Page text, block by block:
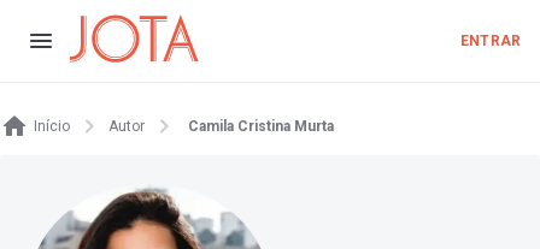
ENTRAR
Início Autor Camila Cristina Murta